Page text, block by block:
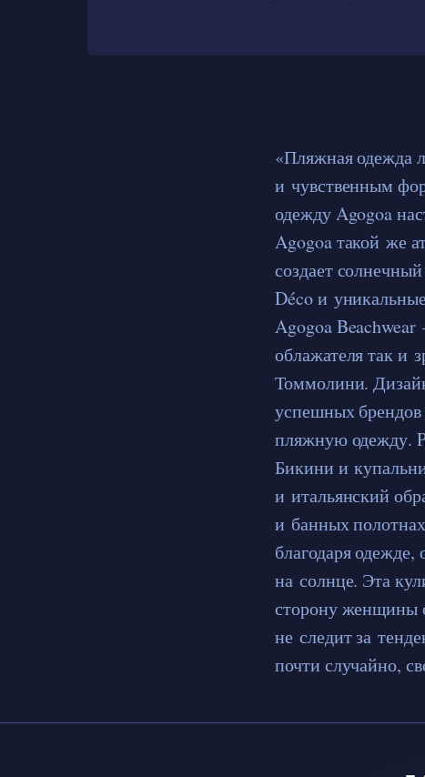
«Пляжная одежда
и чувственным
одежду Agogoa
Agogoa такой же
создает
Déco и
Agogoa
облажателя так и
Томмолини.
успешных брендов
пляжную одежду.
Бикини и
и итальянский
и банных
благодаря
на солнце. Эта
сторону женщины
не следит за
почти случайно,